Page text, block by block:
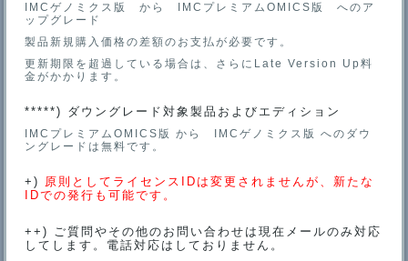
IMCゲノミクス版 から IMCプレミアムOMICS版 へのア
ップグレード
製品新規購入価格の差額のお支払が必要です。
更新期限を超過している場合は、さらにLate Version Up料
金がかかります。
*****) ダウングレード対象製品およびエディション
IMCプレミアムOMICS版 から IMCゲノミクス版 へのダウ
ングレードは無料です。
+) 原則としてライセンスIDは変更されませんが、新たな
IDでの発行も可能です。
++) ご質問やその他のお問い合わせは現在メールのみ対応
してします。電話対応はしておりません。